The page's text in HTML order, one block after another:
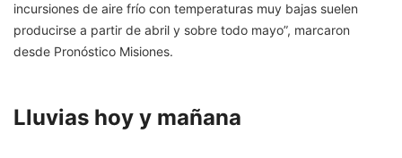
incursiones de aire frío con temperaturas muy bajas suelen
producirse a partir de abril y sobre todo mayo”, marcaron
desde Pronóstico Misiones.
Lluvias hoy y mañana